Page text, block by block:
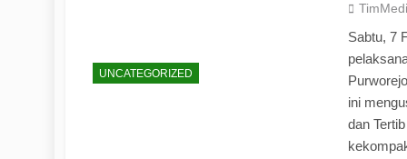
UNCATEGORIZED
Sabtu, 7
ini
dan